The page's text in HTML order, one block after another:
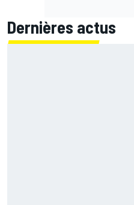
Dernières actus